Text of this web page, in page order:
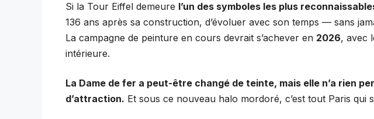
Si la Tour Eiffel demeure l’un des symboles les plus
136 ans après sa construction, d’évoluer avec son temps — sans
La campagne de peinture en cours devrait s’achever en 2026, avec
intérieure.
La Dame de fer a peut-être changé de teinte, mais elle n’a rien
d’attraction. Et sous ce nouveau halo mordoré, c’est tout Paris qui